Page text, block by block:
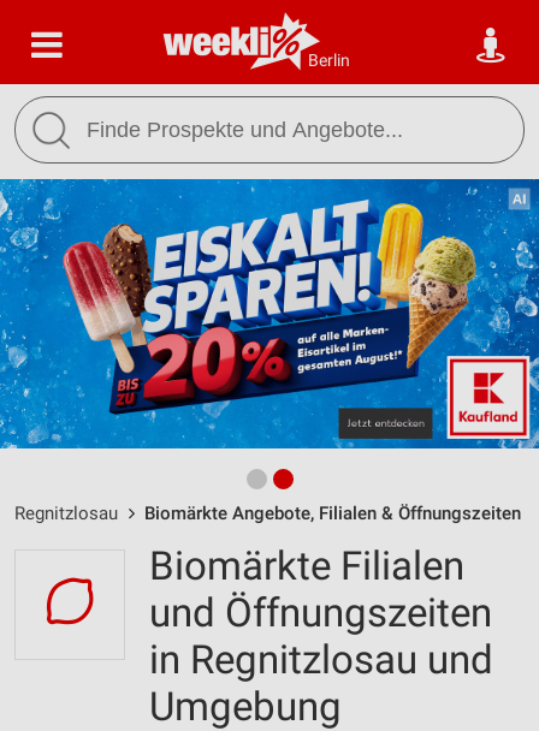
Berlin
Regnitzlosau Biomärkte Angebote, Filialen & Öffnungszeiten
Biomärkte Filialen
und Öffnungszeiten
in Regnitzlosau und
Umgebung